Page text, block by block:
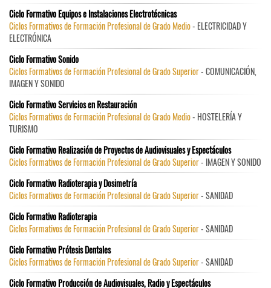
Ciclo Formativo Equipos e Instalaciones Electrotécnicas
Ciclos Formativos de Formación Profesional de Grado Medio- ELECTRICIDAD Y
ELECTRÓNICA
Ciclo Formativo Sonido
Ciclos Formativos de Formación Profesional de Grado Superior- COMUNICACIÓN,
IMAGEN Y SONIDO
Ciclo Formativo Servicios en Restauración
Ciclos Formativos de Formación Profesional de Grado Medio- HOSTELERÍA Y
TURISMO
Ciclo Formativo Realización de Proyectos de Audiovisuales y Espectáculos
Ciclos Formativos de Formación Profesional de Grado Superior- IMAGEN Y SONIDO
Ciclo Formativo Radioterapia y Dosimetría
Ciclos Formativos de Formación Profesional de Grado Superior- SANIDAD
Ciclo Formativo Radioterapia
Ciclos Formativos de Formación Profesional de Grado Superior- SANIDAD
Ciclo Formativo Prótesis Dentales
Ciclos Formativos de Formación Profesional de Grado Superior- SANIDAD
Ciclo Formativo Producción de Audiovisuales, Radio y Espectáculos